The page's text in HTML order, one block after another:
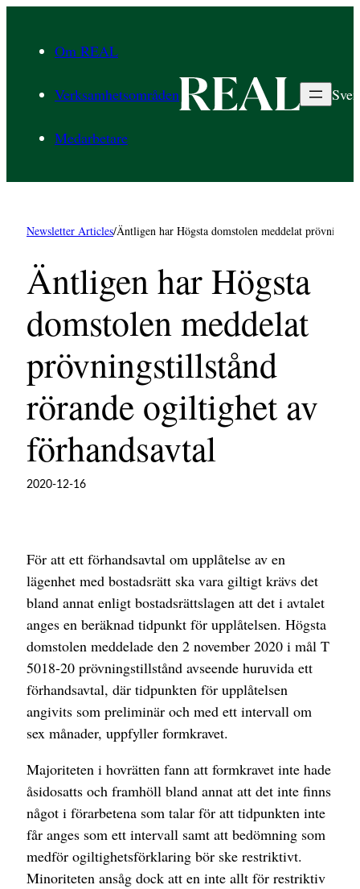
innehåll Om REAL
Verksamhetsområden
Medarbetare
Newsletter Articles/Äntligen har Högsta domstolen meddelat
Äntligen har Högsta
domstolen meddelat
prövningstillstånd
rörande ogiltighet av
förhandsavtal
2020-12-16
För att ett förhandsavtal om upplåtelse av en
lägenhet med bostadsrätt ska vara giltigt krävs det
bland annat enligt bostadsrättslagen att det i avtalet
anges en beräknad tidpunkt för upplåtelsen. Högsta
domstolen meddelade den 2 november 2020 i mål T
5018-20 prövningstillstånd avseende huruvida ett
förhandsavtal, där tidpunkten för upplåtelsen
angivits som preliminär och med ett intervall om
sex månader, uppfyller formkravet.
Majoriteten i hovrätten fann att formkravet inte hade
åsidosatts och framhöll bland annat att det inte finns
något i förarbetena som talar för att tidpunkten inte
får anges som ett intervall samt att bedömning som
medför ogiltighetsförklaring bör ske restriktivt.
Minoriteten ansåg dock att en inte allt för restriktiv